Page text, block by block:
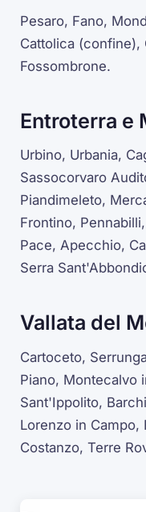
Pesaro, Fano,
Cattolica (confine),
Fossombrone.
Entroterra e
Urbino, Urbania,
Sassocorvaro
Piandimeleto,
Frontino,
Pace, Apecchio,
Serra
Vallata del
Cartoceto,
Piano, Montecalvo
Sant'Ippolito,
Lorenzo in Campo,
Costanzo, Terre